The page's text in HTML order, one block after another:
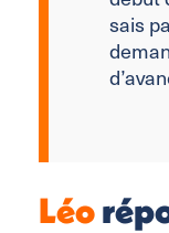
sais
Léo